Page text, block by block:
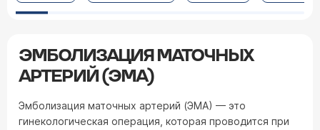
ЭМБОЛИЗАЦИЯ МАТОЧНЫХ
АРТЕРИЙ (ЭМА)
Эмболизация маточных артерий (ЭМА) — это
гинекологическая операция, которая проводится при